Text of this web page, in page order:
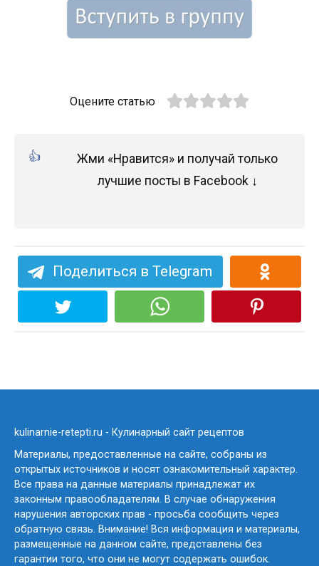
Оцените статью
Жми «Нравится» и получай только
лучшие посты в Facebook ↓
Поделиться в Telegram
kulinarnie-retepti.ru - Кулинарный сайт рецептов
Материалы, предоставленные на сайте, собраны из
открытых источников и носят ознакомительный характер.
Все права на данные материалы принадлежат их
законным правообладателям. В случае обнаружения
нарушения авторских прав - просьба сообщить через
обратную связь. Внимание! Вся информация и материалы,
размещенные на данном сайте, представлены без
гарантии того, что они не могут содержать ошибок.